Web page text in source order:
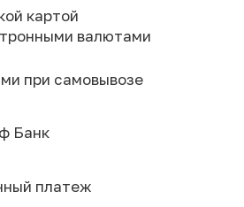
картой
валютами
при самовывозе
Банк
платеж